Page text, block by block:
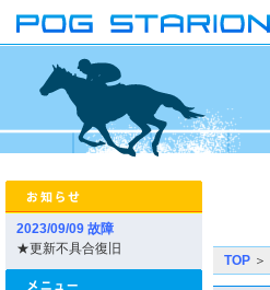
2023/09/09 故障
★更新不具合復旧
TOP ＞